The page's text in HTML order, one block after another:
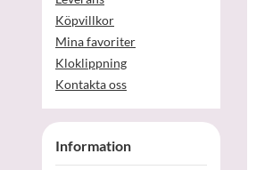
Köpvillkor
Mina favoriter
Kloklippning
Kontakta oss
Information